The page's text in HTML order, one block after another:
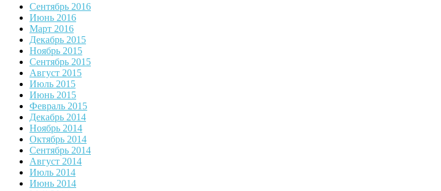
Сентябрь 2016
Июнь 2016
Март 2016
Декабрь 2015
Ноябрь 2015
Сентябрь 2015
Август 2015
Июль 2015
Июнь 2015
Февраль 2015
Декабрь 2014
Ноябрь 2014
Октябрь 2014
Сентябрь 2014
Август 2014
Июль 2014
Июнь 2014